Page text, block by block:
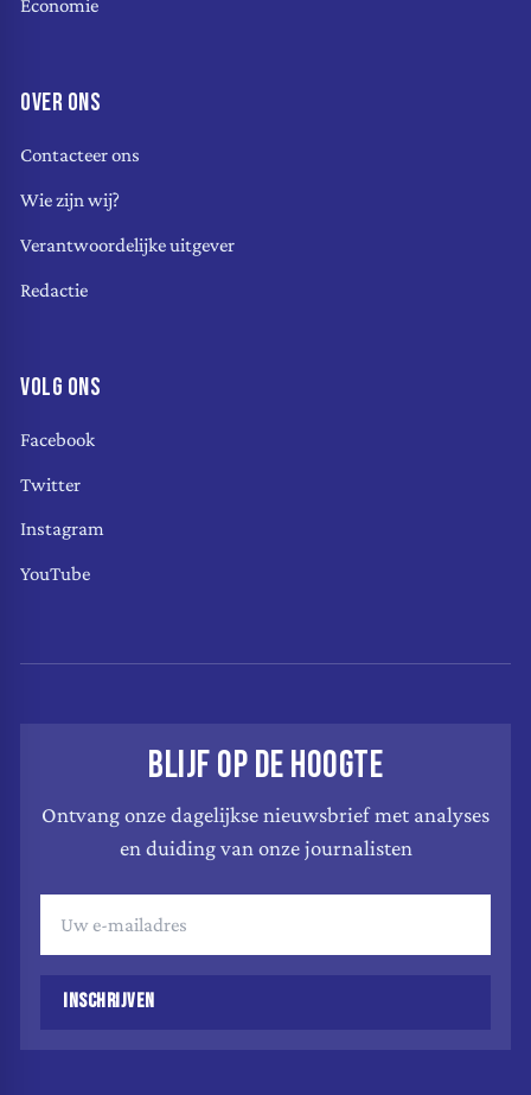
Economie
OVER ONS
Contacteer ons
Wie zijn wij?
Verantwoordelijke uitgever
Redactie
VOLG ONS
Facebook
Twitter
Instagram
YouTube
BLIJF OP DE HOOGTE
Ontvang onze dagelijkse nieuwsbrief met analyses
en duiding van onze journalisten
INSCHRIJVEN